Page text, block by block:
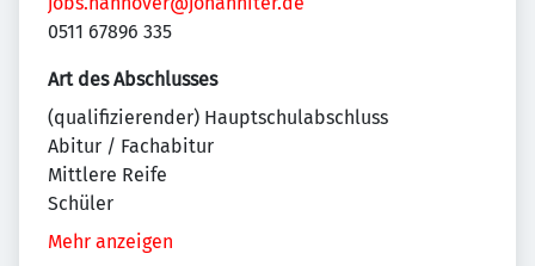
0511 67896 335
Art des Abschlusses
(qualifizierender) Hauptschulabschluss
Abitur / Fachabitur
Mittlere Reife
Schüler
Mehr anzeigen